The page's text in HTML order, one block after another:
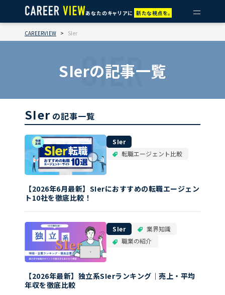
あなたのキャリアに 新たな視点を。
CAREERVIEW > SIer
SIerの記事一覧
SIER
SIer の記事一覧
SIer
転職エージェント比較
【2026年6月最新】SIerにおすすめの転職エージェン
ト10社を徹底比較！
SIer
業界知識
職業の紹介
【2026年最新】独立系SIerランキング｜売上・平均
年収を徹底比較